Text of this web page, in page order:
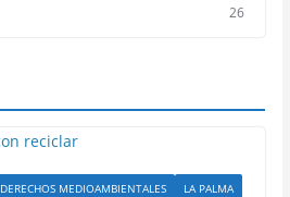
26
DERECHOS MEDIOAMBIENTALES
LA PALMA